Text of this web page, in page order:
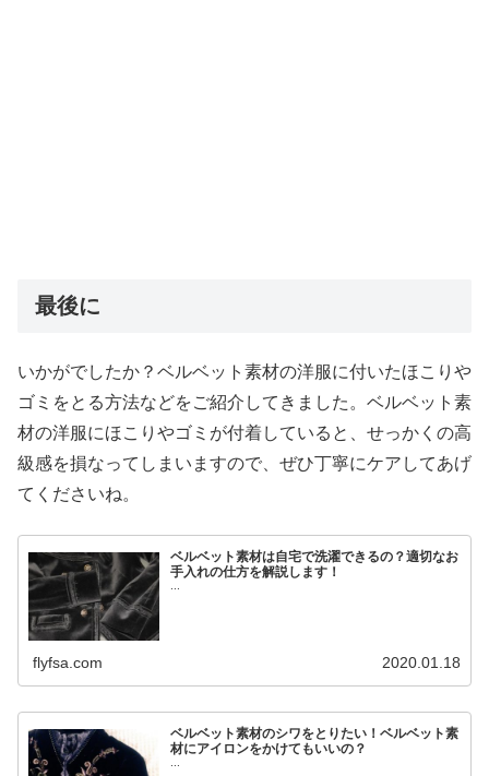
最後に
いかがでしたか？ベルベット素材の洋服に付いたほこりや
ゴミをとる方法などをご紹介してきました。ベルベット素
材の洋服にほこりやゴミが付着していると、せっかくの高
級感を損なってしまいますので、ぜひ丁寧にケアしてあげ
てくださいね。
ベルベット素材は自宅で洗濯できるの？適切なお
手入れの仕方を解説します！
flyfsa.com 2020.01.18
ベルベット素材のシワをとりたい！ベルベット素
材にアイロンをかけてもいいの？